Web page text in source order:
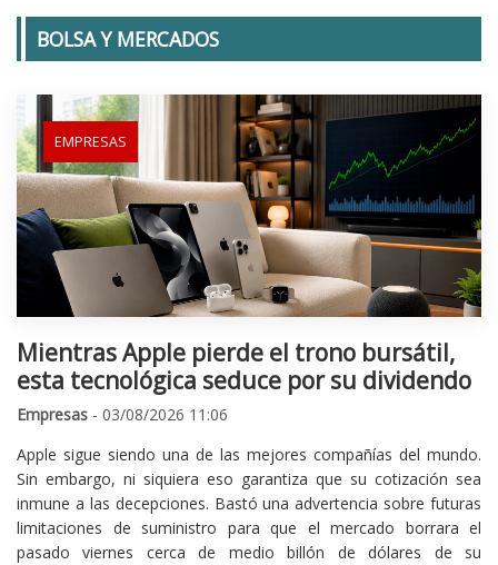
BOLSA Y MERCADOS
EMPRESAS
Mientras Apple pierde el trono bursátil,
esta tecnológica seduce por su dividendo
Empresas - 03/08/2026 11:06
Apple sigue siendo una de las mejores compañías del mundo.
Sin embargo, ni siquiera eso garantiza que su cotización sea
inmune a las decepciones. Bastó una advertencia sobre futuras
limitaciones de suministro para que el mercado borrara el
pasado viernes cerca de medio billón de dólares de su